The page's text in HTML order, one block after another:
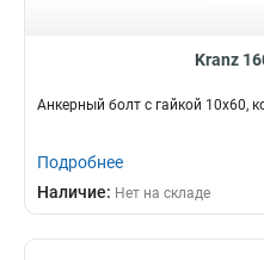
Kranz
Анкерный болт с гайкой 10х60,
Подробнее
Наличие: Нет на складе